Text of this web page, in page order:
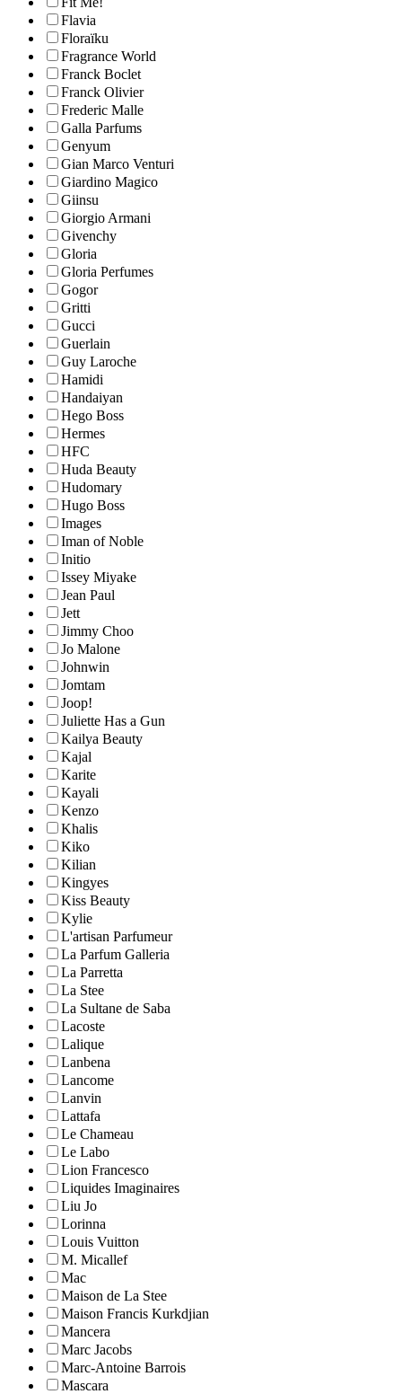
Flavia
Floraïku
Fragrance World
Franck Boclet
Franck Olivier
Frederic Malle
Galla Parfums
Genyum
Gian Marco Venturi
Giardino Magico
Giinsu
Giorgio Armani
Givenchy
Gloria
Gloria Perfumes
Gogor
Gritti
Gucci
Guerlain
Guy Laroche
Hamidi
Handaiyan
Hego Boss
Hermes
HFC
Huda Beauty
Hudomary
Hugo Boss
Images
Iman of Noble
Initio
Issey Miyake
Jean Paul
Jett
Jimmy Choo
Jo Malone
Johnwin
Jomtam
Joop!
Juliette Has a Gun
Kailya Beauty
Kajal
Karite
Kayali
Kenzo
Khalis
Kiko
Kilian
Kingyes
Kiss Beauty
Kylie
L'artisan Parfumeur
La Parfum Galleria
La Parretta
La Stee
La Sultane de Saba
Lacoste
Lalique
Lanbena
Lancome
Lanvin
Lattafa
Le Chameau
Le Labo
Lion Francesco
Liquides Imaginaires
Liu Jo
Lorinna
Louis Vuitton
M. Micallef
Mac
Maison de La Stee
Maison Francis Kurkdjian
Mancera
Marc Jacobs
Marc-Antoine Barrois
Mascara